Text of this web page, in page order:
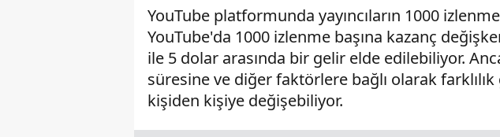
YouTube platformunda yayıncıların 1000
YouTube'da 1000 izlenme başına kazanç
ile 5 dolar arasında bir gelir elde edilebiliyor.
süresine ve diğer faktörlere bağlı olarak
kişiden kişiye değişebiliyor.